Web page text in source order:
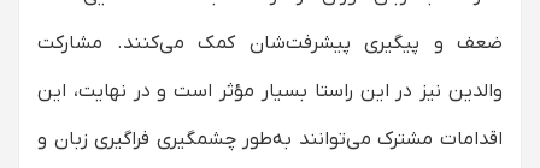
ضعف و پیگیری پیشرفت‌شان کمک می‌کنند. مشارکت
والدین نیز در این راستا بسیار مؤثر است و در نهایت، این
اقدامات مشترک می‌توانند به‌طور چشمگیری فراگیری زبان و